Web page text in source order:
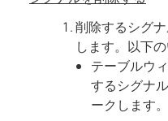
削除するシグ
します。以下
テーブルウ
するシグナ
ークします。